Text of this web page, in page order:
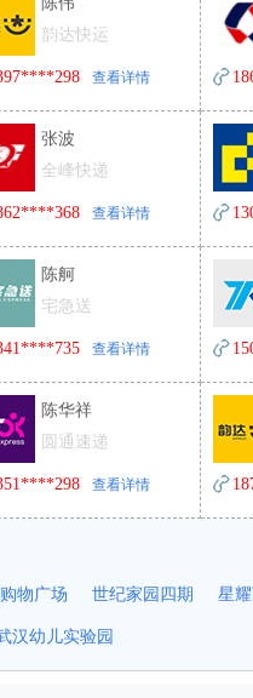
韵达快运
查看详情
张波
全峰快递
查看详情
陈舸
宅急送
查看详情
陈华祥
圆通速递
查看详情
物广场 世纪家园四期 星
汉幼儿实验园